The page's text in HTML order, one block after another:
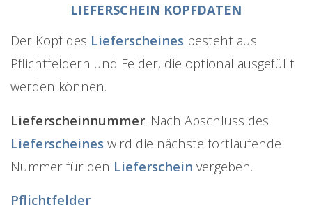
LIEFERSCHEIN KOPFDATEN
Der Kopf des Lieferscheines besteht aus
Pflichtfeldern und Felder, die optional ausgefüllt
werden können.
Lieferscheinnummer: Nach Abschluss des
Lieferscheines wird die nächste fortlaufende
Nummer für den Lieferschein vergeben.
Pflichtfelder